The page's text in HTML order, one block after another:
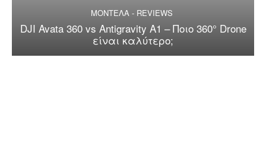
ΜΟΝΤΕΛΑ - REVIEWS
DJI Avata 360 vs Antigravity A1 – Ποιο 360° Drone
είναι καλύτερο;